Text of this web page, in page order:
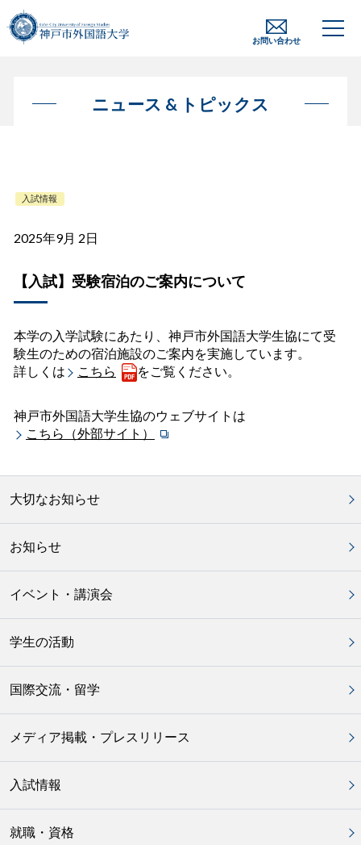
お問い合わせ
ニュース & トピックス
入試情報
2025年9月 2日
【入試】受験宿泊のご案内について
本学の入学試験にあたり、神戸市外国語大学生協にて受
験生のための宿泊施設のご案内を実施しています。
詳しくは
こちら をご覧ください。
神戸市外国語大学生協のウェブサイトは
こちら（外部サイト）
大切なお知らせ
お知らせ
イベント・講演会
学生の活動
国際交流・留学
メディア掲載・プレスリリース
入試情報
就職・資格